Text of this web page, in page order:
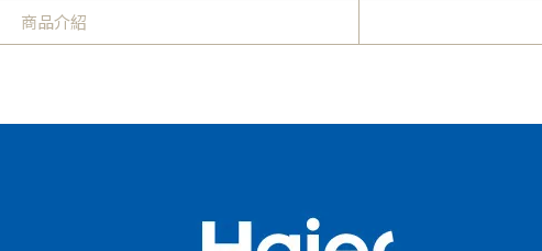
商品介紹